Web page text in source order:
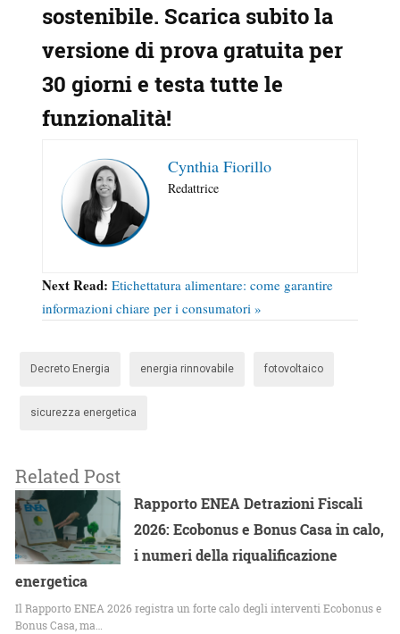
sostenibile. Scarica subito la
versione di prova gratuita per
30 giorni e testa tutte le
funzionalità!
Cynthia Fiorillo
Redattrice
Next Read: Etichettatura alimentare: come garantire
informazioni chiare per i consumatori »
Decreto Energia energia rinnovabile fotovoltaico
sicurezza energetica
Related Post
Rapporto ENEA Detrazioni Fiscali
2026: Ecobonus e Bonus Casa in calo,
i numeri della riqualificazione
energetica
Il Rapporto ENEA 2026 registra un forte calo degli interventi Ecobonus e
Bonus Casa, ma…